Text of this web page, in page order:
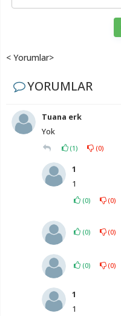
< Yorumlar>
YORUMLAR
Tuana erk
Yok
(1) (0)
1
1
(0) (0)
(0) (0)
(0) (0)
1
1